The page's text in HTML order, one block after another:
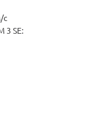
с
3 SE: